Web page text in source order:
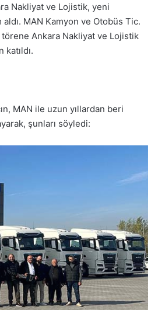
Nakliyat ve Lojistik, yeni
MAN Kamyon ve Otobüs Tic.
törene Ankara Nakliyat ve Lojistik
MAN ile uzun yıllardan beri
şunları söyledi: